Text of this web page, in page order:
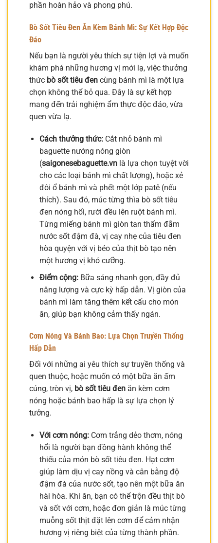
phần hoàn hảo và phong phú.
Bò Sốt Tiêu Đen Ăn Kèm Bánh Mì: Sự Kết Hợp Độc
Đáo
Nếu bạn là người yêu thích sự tiện lợi và muốn
khám phá những hương vị mới lạ, việc thưởng
thức bò sốt tiêu đen cùng bánh mì là một lựa
chọn không thể bỏ qua. Đây là sự kết hợp
mang đến trải nghiệm ẩm thực độc đáo, vừa
quen vừa lạ.
Cách thưởng thức:Cắt nhỏ bánh mì
baguette nướng nóng giòn
(saigonesebaguette.vnlà lựa chọn tuyệt vời
cho các loại bánh mì chất lượng), hoặc xẻ
đôi ổ bánh mì và phết một lớp patê (nếu
thích). Sau đó, múc từng thìa bò sốt tiêu
đen nóng hổi, rưới đều lên ruột bánh mì.
Từng miếng bánh mì giòn tan thấm đẫm
nước sốt đậm đà, vị cay nhẹ của tiêu đen
hòa quyện với vị béo của thịt bò tạo nên
một hương vị khó cưỡng.
Điểm cộng:Bữa sáng nhanh gọn, đầy đủ
năng lượng và cực kỳ hấp dẫn. Vị giòn của
bánh mì làm tăng thêm kết cấu cho món
ăn, giúp bạn không cảm thấy ngán.
Cơm Nóng Và Bánh Bao: Lựa Chọn Truyền Thống
Hấp Dẫn
Đối với những ai yêu thích sự truyền thống và
quen thuộc, hoặc muốn có một bữa ăn ấm
cúng, tròn vị, bò sốt tiêu đen ăn kèm cơm
nóng hoặc bánh bao hấp là sự lựa chọn lý
tưởng.
Với cơm nóng:Cơm trắng dẻo thơm, nóng
hổi là người bạn đồng hành không thể
thiếu của món bò sốt tiêu đen. Hạt cơm
giúp làm dịu vị cay nồng và cân bằng độ
đậm đà của nước sốt, tạo nên một bữa ăn
hài hòa. Khi ăn, bạn có thể trộn đều thịt bò
và sốt với cơm, hoặc đơn giản là múc từng
muỗng sốt thịt đặt lên cơm để cảm nhận
hương vị riêng biệt của từng thành phần.